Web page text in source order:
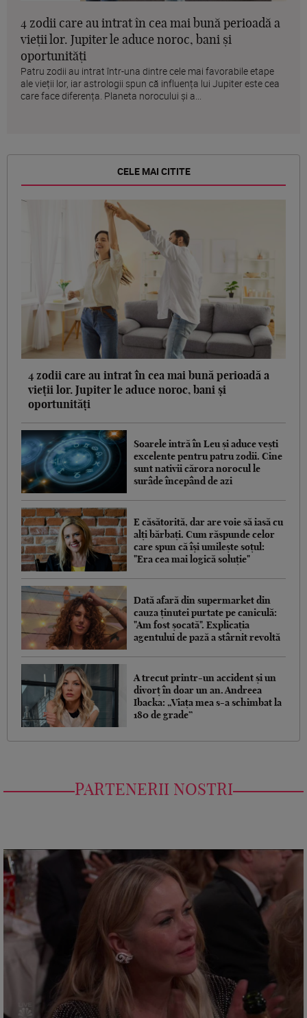
4 zodii care au intrat în cea mai bună perioadă a
vieții lor. Jupiter le aduce noroc, bani și
oportunități
Patru zodii au intrat într-una dintre cele mai favorabile etape
ale vieții lor, iar astrologii spun că influența lui Jupiter este cea
care face diferența. Planeta norocului și a...
CELE MAI CITITE
4 zodii care au intrat în cea mai bună perioadă a
vieții lor. Jupiter le aduce noroc, bani și
oportunități
Soarele intră în Leu și aduce vești
excelente pentru patru zodii. Cine
sunt nativii cărora norocul le
surâde începând de azi
E căsătorită, dar are voie să iasă cu
alți bărbați. Cum răspunde celor
care spun că își umilește soțul:
"Era cea mai logică soluție"
Dată afară din supermarket din
cauza ținutei purtate pe caniculă:
"Am fost șocată". Explicația
agentului de pază a stârnit revoltă
A trecut printr-un accident și un
divorț în doar un an. Andreea
Ibacka: „Viața mea s-a schimbat la
180 de grade”
PARTENERII NOSTRI